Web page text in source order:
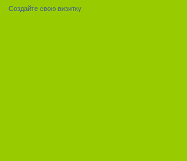
Создайте свою визитку